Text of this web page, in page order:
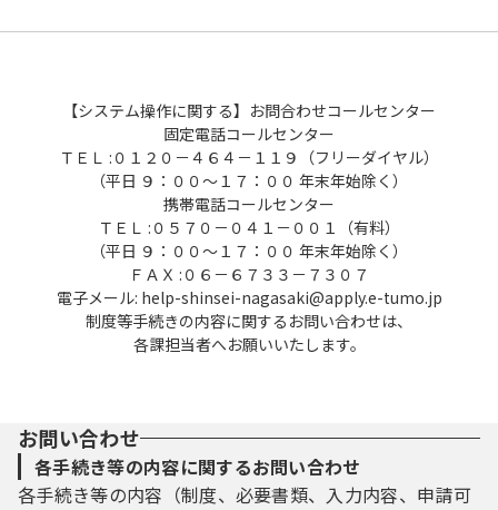
【システム操作に関する】お問合わせコールセンター
固定電話コールセンター
ＴＥＬ :０１２０－４６４－１１９（フリーダイヤル）
（平日 ９：００～１７：００ 年末年始除く）
携帯電話コールセンター
ＴＥＬ :０５７０－０４１－００１（有料）
（平日 ９：００～１７：００ 年末年始除く）
ＦＡＸ :０６－６７３３－７３０７
電子メール: help-shinsei-nagasaki@apply.e-tumo.jp
制度等手続きの内容に関するお問い合わせは、
各課担当者へお願いいたします。
お問い合わせ
各手続き等の内容に関するお問い合わせ
各手続き等の内容（制度、必要書類、入力内容、申請可